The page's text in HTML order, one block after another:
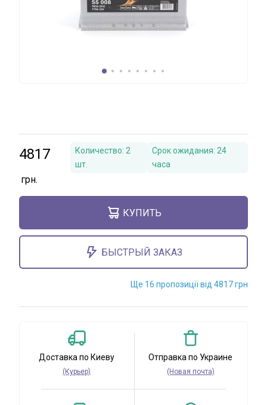
4817 Количество: 2
шт.
Срок ожидания: 24
часа
КУПИТЬ
БЫСТРЫЙ ЗАКАЗ
Ще 16 пропозиції від 4817 грн
Доставка по Киеву
(Курьер)
Отправка по Украине
(Новая почта)